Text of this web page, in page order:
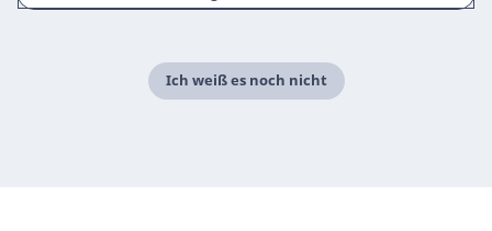
Ich weiß es noch nicht